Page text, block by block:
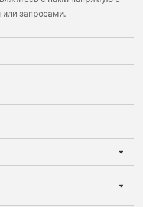
запросами.